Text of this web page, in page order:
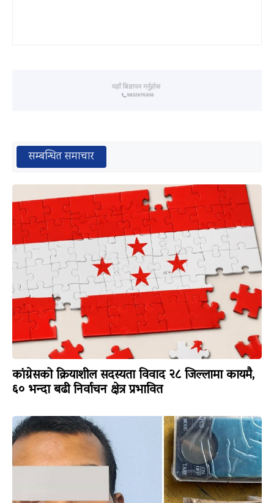
सम्बन्धित समाचार
कांग्रेसको क्रियाशील सदस्यता विवाद २८ जिल्लामा कायमै,
६० भन्दा बढी निर्वाचन क्षेत्र प्रभावित